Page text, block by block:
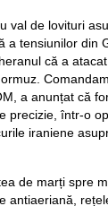
val de lovituri
a tensiunilor din
că a
a anunțat că
precizie, într-o
iraniene
de marți spre
antiaeriană,